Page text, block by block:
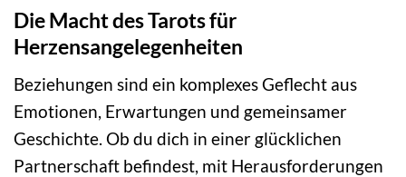
Die Macht des Tarots für
Herzensangelegenheiten
Beziehungen sind ein komplexes Geflecht aus
Emotionen, Erwartungen und gemeinsamer
Geschichte. Ob du dich in einer glücklichen
Partnerschaft befindest, mit Herausforderungen